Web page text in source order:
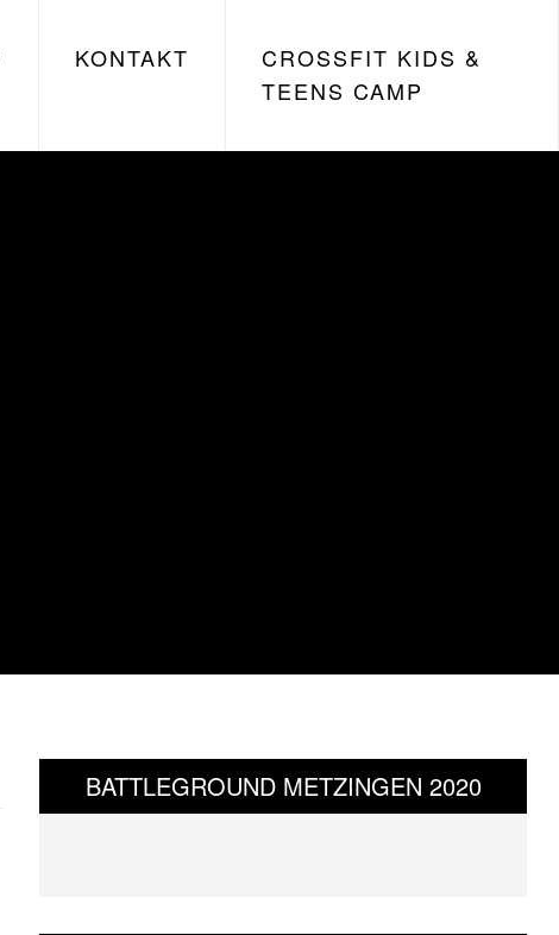
KONTAKT
CROSSFIT KIDS &
TEENS CAMP
BATTLEGROUND METZINGEN 2020